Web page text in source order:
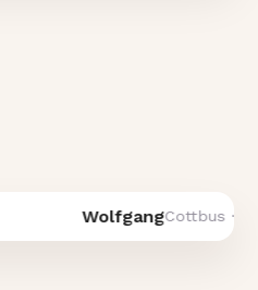
WolfgangCottbus · Verkauf